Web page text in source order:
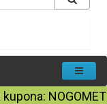
kupona: NOGOMET